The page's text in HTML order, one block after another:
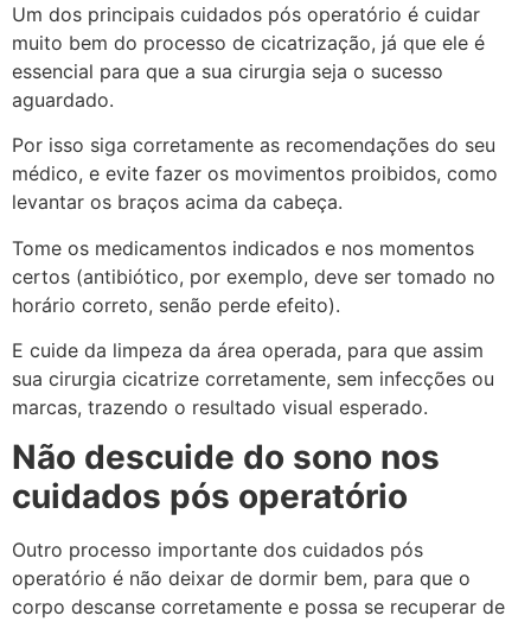
Um dos principais cuidados pós operatório é cuidar
muito bem do processo de cicatrização, já que ele é
essencial para que a sua cirurgia seja o sucesso
aguardado.
Por isso siga corretamente as recomendações do seu
médico, e evite fazer os movimentos proibidos, como
levantar os braços acima da cabeça.
Tome os medicamentos indicados e nos momentos
certos (antibiótico, por exemplo, deve ser tomado no
horário correto, senão perde efeito).
E cuide da limpeza da área operada, para que assim
sua cirurgia cicatrize corretamente, sem infecções ou
marcas, trazendo o resultado visual esperado.
Não descuide do sono nos
cuidados pós operatório
Outro processo importante dos cuidados pós
operatório é não deixar de dormir bem, para que o
corpo descanse corretamente e possa se recuperar de